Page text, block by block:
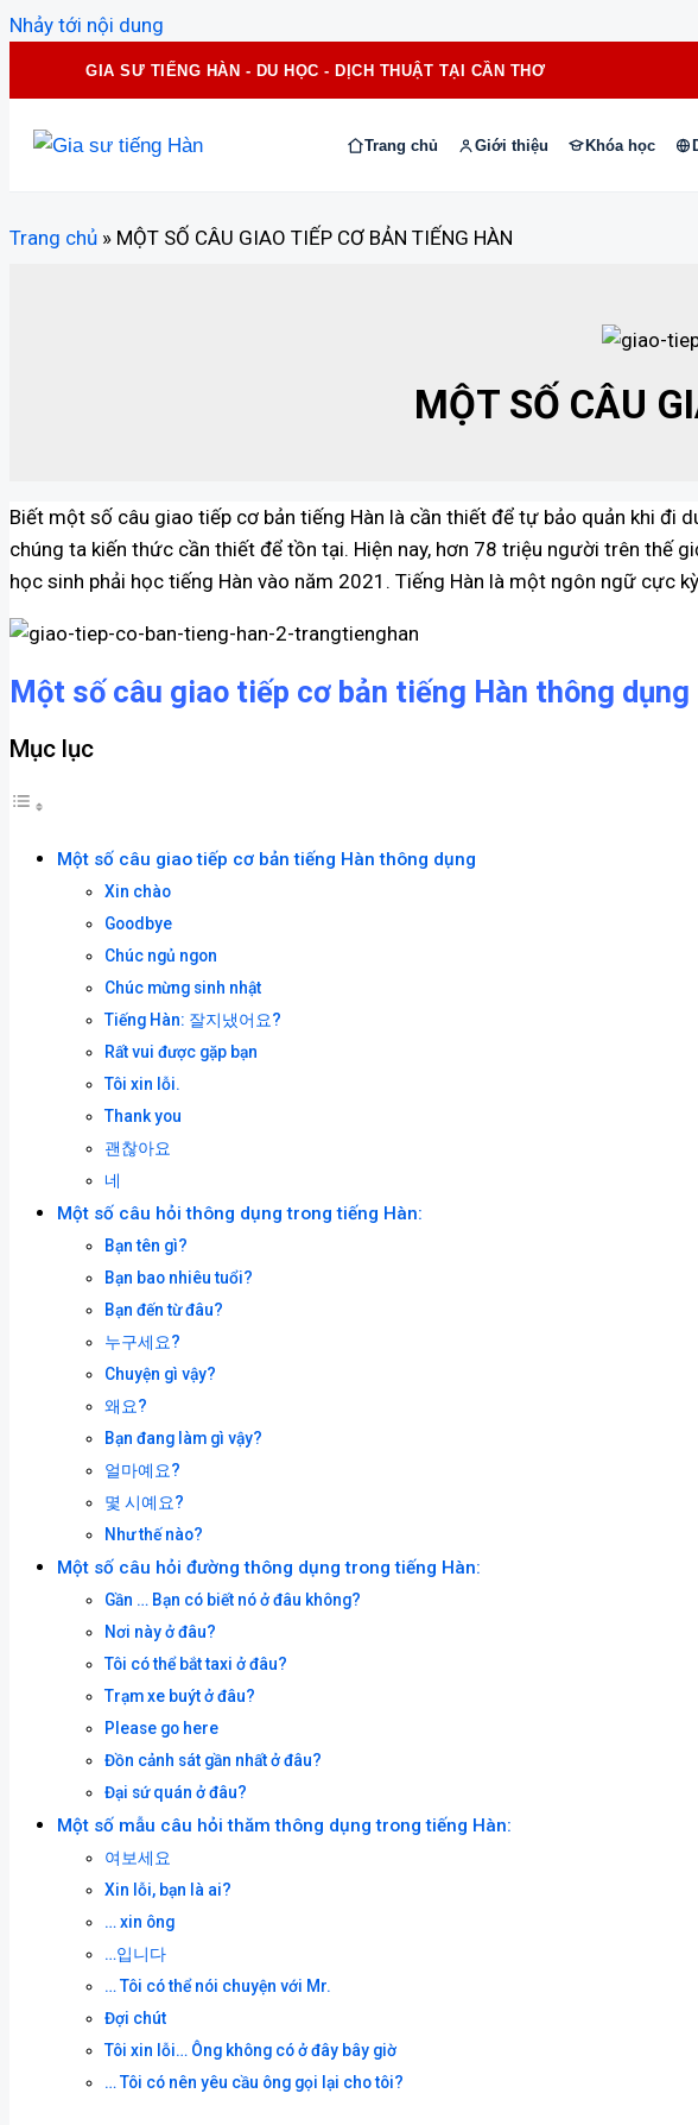
Nhảy tới nội dung
GIA SƯ TIẾNG HÀN - DU HỌC - DỊCH THUẬT TẠI CẦN THƠ
Trang chủ Giới thiệu Khóa học
Trang chủ » MỘT SỐ CÂU GIAO TIẾP CƠ BẢN TIẾNG HÀN
MỘT SỐ CÂU
Biết một số câu giao tiếp cơ bản tiếng Hàn là cần thiết để tự bảo quản khi đi
chúng ta kiến ​​thức cần thiết để tồn tại. Hiện nay, hơn 78 triệu người trên thế
học sinh phải học tiếng Hàn vào năm 2021. Tiếng Hàn là một ngôn ngữ cực
Một số câu giao tiếp cơ bản tiếng Hàn thông dụng
Mục lục
Một số câu giao tiếp cơ bản tiếng Hàn thông dụng
Xin chào
Goodbye
Chúc ngủ ngon
Chúc mừng sinh nhật
Tiếng Hàn: 잘지냈어요?
Rất vui được gặp bạn
Tôi xin lỗi.
Thank you
괜찮아요
네
Một số câu hỏi thông dụng trong tiếng Hàn:
Bạn tên gì?
Bạn bao nhiêu tuổi?
Bạn đến từ đâu?
누구세요?
Chuyện gì vậy?
왜요?
Bạn đang làm gì vậy?
얼마예요?
몇 시예요?
Như thế nào?
Một số câu hỏi đường thông dụng trong tiếng Hàn:
Gần … Bạn có biết nó ở đâu không?
Nơi này ở đâu?
Tôi có thể bắt taxi ở đâu?
Trạm xe buýt ở đâu?
Please go here
Đồn cảnh sát gần nhất ở đâu?
Đại sứ quán ở đâu?
Một số mẫu câu hỏi thăm thông dụng trong tiếng Hàn:
여보세요
Xin lỗi, bạn là ai?
… xin ông
…입니다
… Tôi có thể nói chuyện với Mr.
Đợi chút
Tôi xin lỗi… Ông không có ở đây bây giờ
… Tôi có nên yêu cầu ông gọi lại cho tôi?